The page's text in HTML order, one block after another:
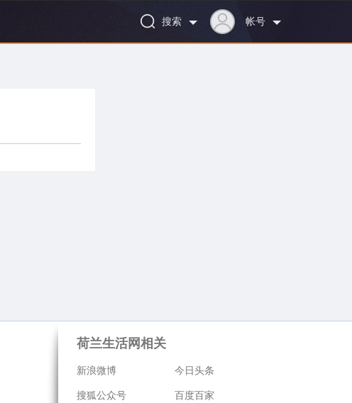
帐号
搜索
荷兰生活网相关
新浪微博 今日头条
搜狐公众号 百度百家